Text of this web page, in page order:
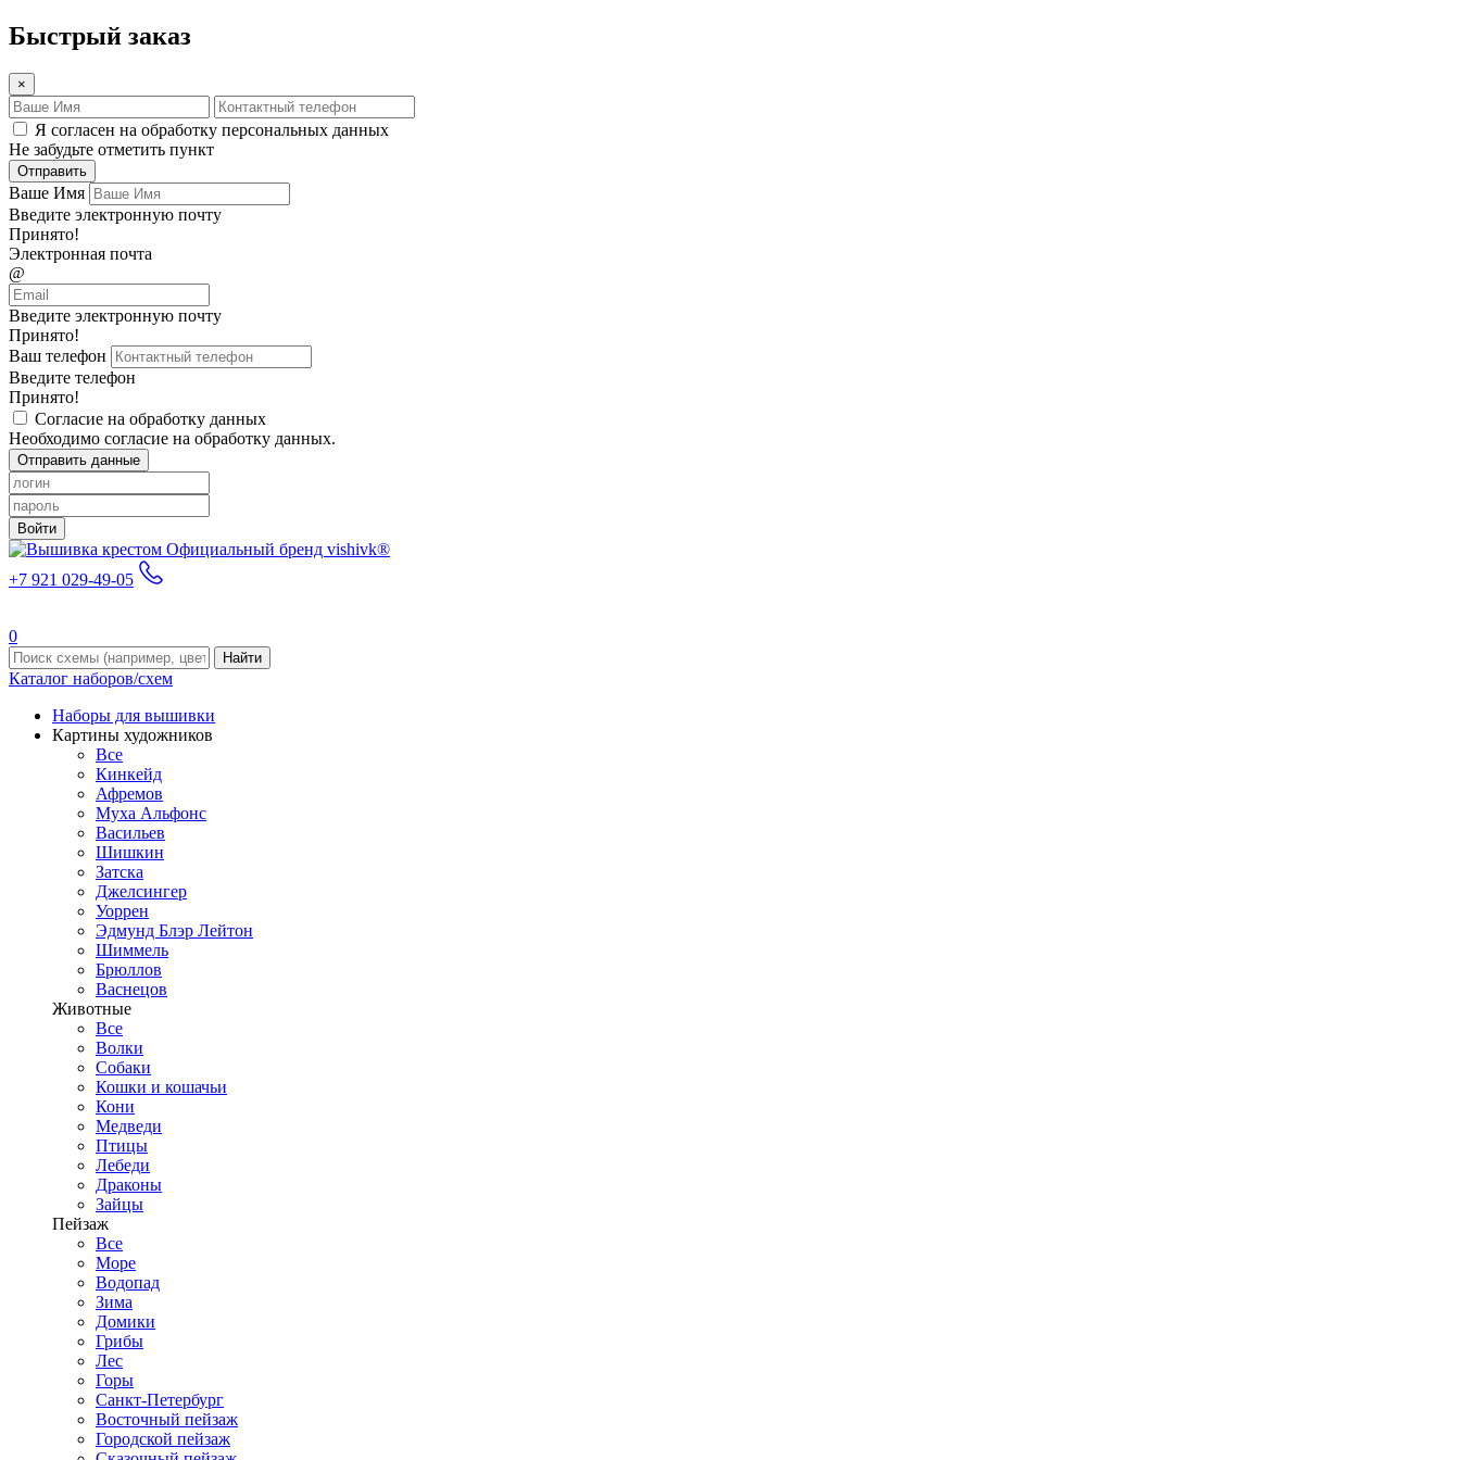
Быстрый заказ
×
Я согласен на обработку персональных данных
Не забудьте отметить пункт
Отправить
Ваше Имя
Введите электронную почту
Принято!
Электронная почта
@
Введите электронную почту
Принято!
Ваш телефон
Введите телефон
Принято!
Согласие на обработку данных
Необходимо согласие на обработку данных.
Отправить данные
Войти
Официальный бренд vishivk®
+7 921 029-49-05
0
Найти
Каталог наборов/схем
Наборы для вышивки
Картины художников
Все
Кинкейд
Афремов
Муха Альфонс
Васильев
Шишкин
Затска
Джелсингер
Уоррен
Эдмунд Блэр Лейтон
Шиммель
Брюллов
Васнецов
Животные
Все
Волки
Собаки
Кошки и кошачьи
Кони
Медведи
Птицы
Лебеди
Драконы
Зайцы
Пейзаж
Все
Море
Водопад
Зима
Домики
Грибы
Лес
Горы
Санкт-Петербург
Восточный пейзаж
Городской пейзаж